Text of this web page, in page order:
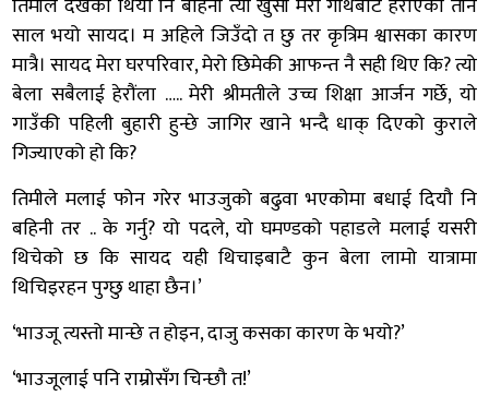
तिमीले देखेकी थियौ नि बहिनी त्यो खुसी मेरो गाथबाट हराएको तीन
साल भयो सायद। म अहिले जिउँदो त छु तर कृत्रिम श्वासका कारण
मात्रै। सायद मेरा घरपरिवार, मेरो छिमेकी आफन्त नै सही थिए कि? त्यो
बेला सबैलाई हेरौंला ….. मेरी श्रीमतीले उच्च शिक्षा आर्जन गर्छे, यो
गाउँकी पहिली बुहारी हुन्छे जागिर खाने भन्दै धाक् दिएको कुराले
गिज्याएको हो कि?
तिमीले मलाई फोन गरेर भाउजुको बढुवा भएकोमा बधाई दियौ नि
बहिनी तर .. के गर्नु? यो पदले, यो घमण्डको पहाडले मलाई यसरी
थिचेको छ कि सायद यही थिचाइबाटै कुन बेला लामो यात्रामा
थिचिइरहन पुग्छु थाहा छैन।’
‘भाउजू त्यस्तो मान्छे त होइन, दाजु कसका कारण के भयो?’
‘भाउजूलाई पनि राम्रोसँग चिन्छौ त!’